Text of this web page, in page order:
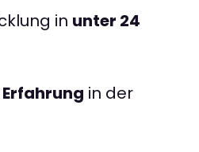
in unter 24
Erfahrung in der